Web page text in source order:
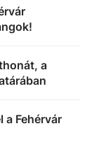
a
a Fehérvár